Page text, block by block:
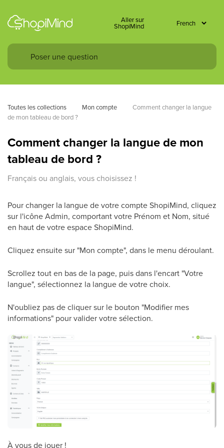
Aller sur
ShopiMind
Toutes les collections Mon compte
Comment changer la langue
de mon tableau de bord ?
Comment changer la langue de mon
tableau de bord ?
Français ou anglais, vous choisissez !
Pour changer la langue de votre compte ShopiMind, cliquez
sur l'icône Admin, comportant votre Prénom et Nom, situé
en haut de votre espace ShopiMind.
Cliquez ensuite sur "Mon compte", dans le menu déroulant.
Scrollez tout en bas de la page, puis dans l'encart "Votre
langue", sélectionnez la langue de votre choix.
N'oubliez pas de cliquer sur le bouton "Modifier mes
informations" pour valider votre sélection.
À vous de jouer !